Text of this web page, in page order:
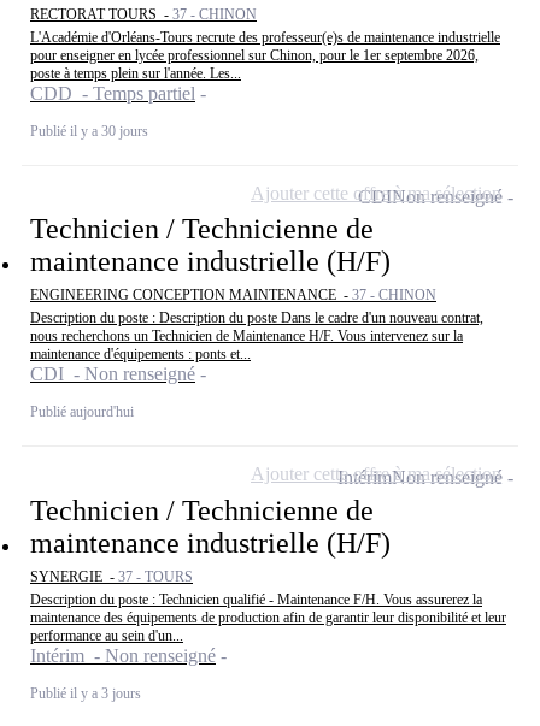
RECTORAT TOURS - 37 - CHINON
L'Académie d'Orléans-Tours recrute des professeur(e)s de maintenance industrielle
pour enseigner en lycée professionnel sur Chinon, pour le 1er septembre 2026,
poste à temps plein sur l'année. Les...
CDD - Temps partiel
Publié il y a 30 jours
Technicien / Technicienne de
maintenance industrielle (H/F)
ENGINEERING CONCEPTION MAINTENANCE - 37 - CHINON
Description du poste : Description du poste Dans le cadre d'un nouveau contrat,
nous recherchons un Technicien de Maintenance H/F. Vous intervenez sur la
maintenance d'équipements : ponts et...
CDI - Non renseigné
Publié aujourd'hui
CDINon renseigné
Ajouter cette offre à ma sélection
Technicien / Technicienne de
maintenance industrielle (H/F)
SYNERGIE - 37 - TOURS
Description du poste : Technicien qualifié - Maintenance F/H. Vous assurerez la
maintenance des équipements de production afin de garantir leur disponibilité et leur
performance au sein d'un...
Intérim - Non renseigné
Publié il y a 3 jours
IntérimNon renseigné
Ajouter cette offre à ma sélection